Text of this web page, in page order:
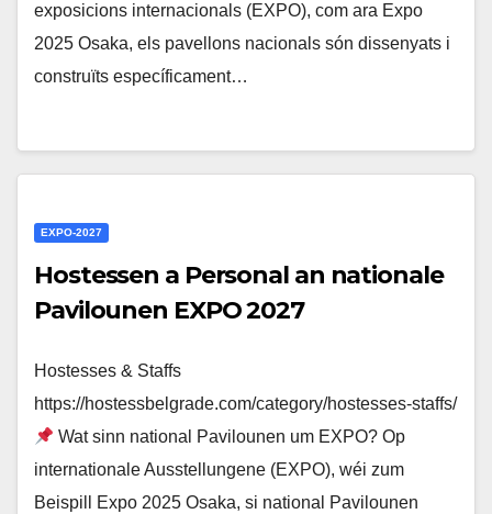
exposicions internacionals (EXPO), com ara Expo
2025 Osaka, els pavellons nacionals són dissenyats i
construïts específicament…
EXPO-2027
Hostessen a Personal an nationale
Pavilounen EXPO 2027
Hostesses & Staffs
https://hostessbelgrade.com/category/hostesses-staffs/
Wat sinn national Pavilounen um EXPO? Op
internationale Ausstellungene (EXPO), wéi zum
Beispill Expo 2025 Osaka, si national Pavilounen